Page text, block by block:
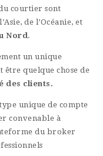
courtier sont
de l’Océanie, et
Nord .
un unique
quelque chose de
des clients.
unique de compte
convenable à
du broker